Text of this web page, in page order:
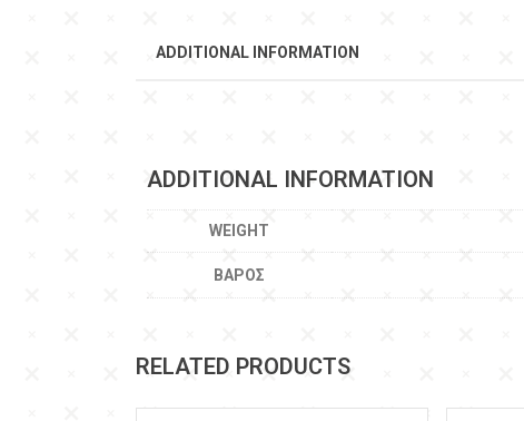
ADDITIONAL INFORMATION
ADDITIONAL INFORMATION
WEIGHT
ΒΆΡΟΣ
RELATED PRODUCTS